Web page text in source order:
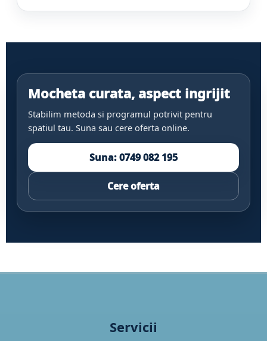
Mocheta curata, aspect ingrijit
Stabilim metoda si programul potrivit pentru
spatiul tau. Suna sau cere oferta online.
Suna: 0749 082 195
Cere oferta
Servicii